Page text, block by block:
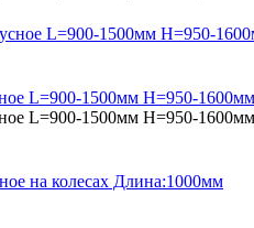
L=900-1500мм H=950-1600мм
L=900-1500мм H=950-